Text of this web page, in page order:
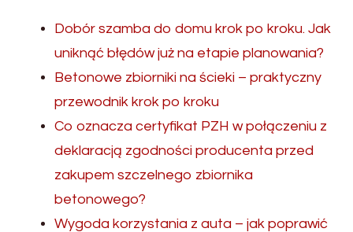
Dobór szamba do domu krok po kroku. Jak
uniknąć błędów już na etapie planowania?
Betonowe zbiorniki na ścieki – praktyczny
przewodnik krok po kroku
Co oznacza certyfikat PZH w połączeniu z
deklaracją zgodności producenta przed
zakupem szczelnego zbiornika
betonowego?
Wygoda korzystania z auta – jak poprawić